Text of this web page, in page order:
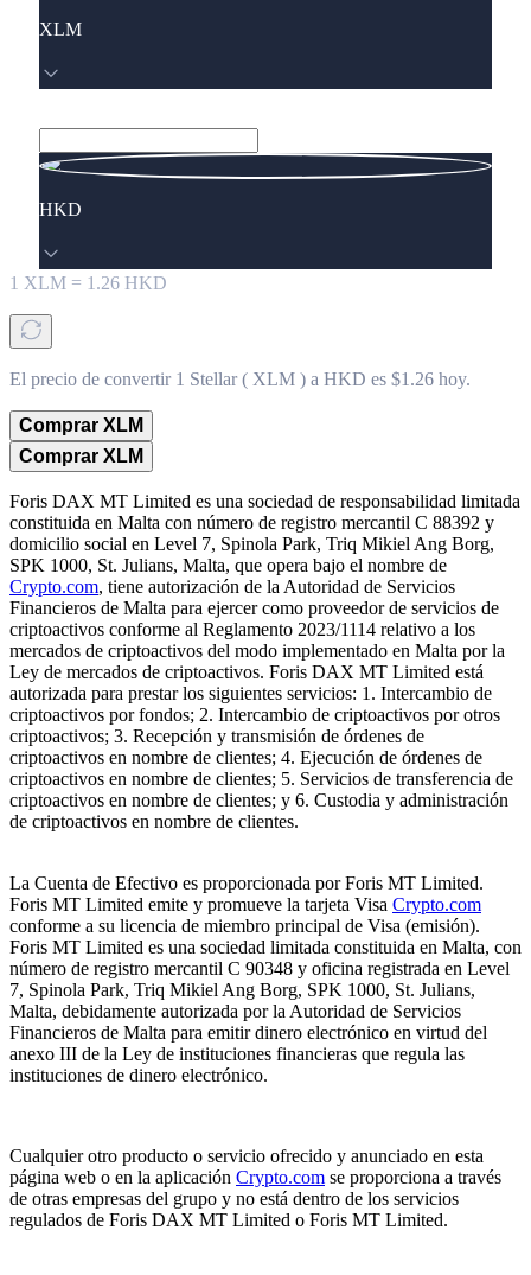
XLM
HKD
1 XLM = 1.26 HKD
El precio de convertir 1 Stellar ( XLM ) a HKD es $1.26 hoy.
Comprar XLM
Comprar XLM
Foris DAX MT Limited es una sociedad de responsabilidad limitada
constituida en Malta con número de registro mercantil C 88392 y
domicilio social en Level 7, Spinola Park, Triq Mikiel Ang Borg,
SPK 1000, St. Julians, Malta, que opera bajo el nombre de
Crypto.com, tiene autorización de la Autoridad de Servicios
Financieros de Malta para ejercer como proveedor de servicios de
criptoactivos conforme al Reglamento 2023/1114 relativo a los
mercados de criptoactivos del modo implementado en Malta por la
Ley de mercados de criptoactivos. Foris DAX MT Limited está
autorizada para prestar los siguientes servicios: 1. Intercambio de
criptoactivos por fondos; 2. Intercambio de criptoactivos por otros
criptoactivos; 3. Recepción y transmisión de órdenes de
criptoactivos en nombre de clientes; 4. Ejecución de órdenes de
criptoactivos en nombre de clientes; 5. Servicios de transferencia de
criptoactivos en nombre de clientes; y 6. Custodia y administración
de criptoactivos en nombre de clientes.
La Cuenta de Efectivo es proporcionada por Foris MT Limited.
Foris MT Limited emite y promueve la tarjeta Visa Crypto.com
conforme a su licencia de miembro principal de Visa (emisión).
Foris MT Limited es una sociedad limitada constituida en Malta, con
número de registro mercantil C 90348 y oficina registrada en Level
7, Spinola Park, Triq Mikiel Ang Borg, SPK 1000, St. Julians,
Malta, debidamente autorizada por la Autoridad de Servicios
Financieros de Malta para emitir dinero electrónico en virtud del
anexo III de la Ley de instituciones financieras que regula las
instituciones de dinero electrónico.
Cualquier otro producto o servicio ofrecido y anunciado en esta
página web o en la aplicación Crypto.com se proporciona a través
de otras empresas del grupo y no está dentro de los servicios
regulados de Foris DAX MT Limited o Foris MT Limited.